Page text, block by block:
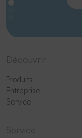
Produits
Entreprise
Service